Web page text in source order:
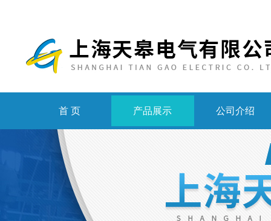
首 页 产品展示 公司介绍